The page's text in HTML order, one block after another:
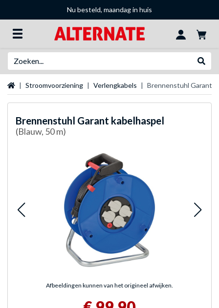
Nu besteld, maandag in huis
StartpaginaStroomvoorziening Verlengkabels Brennenstuhl Garant
Brennenstuhl Garant kabelhaspel
(Blauw, 50 m)
Afbeeldingen kunnen van het origineel afwijken.